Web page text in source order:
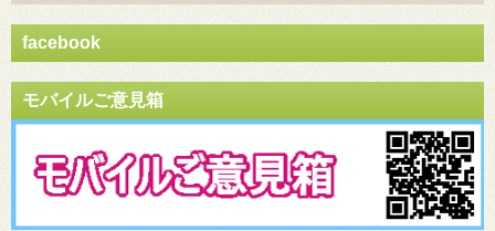
facebook
モバイルご意見箱